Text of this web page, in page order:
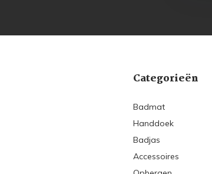
Categorieën
Badmat
Handdoek
Badjas
Accessoires